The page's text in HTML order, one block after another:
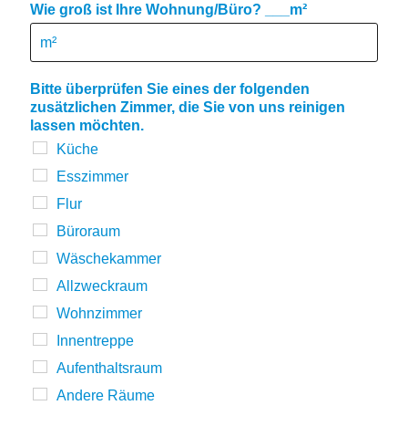
Wie groß ist Ihre Wohnung/Büro? ___m²
Bitte überprüfen Sie eines der folgenden
zusätzlichen Zimmer, die Sie von uns reinigen
lassen möchten.
Küche
Esszimmer
Flur
Büroraum
Wäschekammer
Allzweckraum
Wohnzimmer
Innentreppe
Aufenthaltsraum
Andere Räume